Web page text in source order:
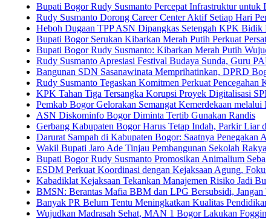
Bogor Rudy Susmanto Percepat Infrastruktur untuk Dongkrak
Susmanto Dorong Career Center Aktif Setiap Hari Perluas
Dugaan TPP ASN Dipangkas Setengah KPK Bidik Bupati
Bogor Serukan Kibarkan Merah Putih Perkuat Persatuan
Bogor Rudy Susmanto: Kibarkan Merah Putih Wujud Cinta
Susmanto Apresiasi Festival Budaya Sunda, Guru PAUD Jadi
SDN Sasanawinata Memprihatinkan, DPRD Bogor Tuntut
Susmanto Tegaskan Komitmen Perkuat Pencegahan Korupsi di
Tahan Tiga Tersangka Korupsi Proyek Digitalisasi SPBU
Bogor Gelorakan Semangat Kemerdekaan melalui
Diskominfo Bogor Diminta Tertib Gunakan Randis
Kabupaten Bogor Harus Tetap Indah, Parkir Liar dan PKL
Sampah di Kabupaten Bogor: Saatnya Penegakan Aturan dan
Bupati Jaro Ade Tinjau Pembangunan Sekolah Rakyat di Jasinga
Bogor Rudy Susmanto Promosikan Animalium Sebagai
Perkuat Koordinasi dengan Kejaksaan Agung, Fokus
Kejaksaan Tekankan Manajemen Risiko Jadi Budaya Kerja
Berantas Mafia BBM dan LPG Bersubsidi, Jangan Tebang
PR Belum Tentu Meningkatkan Kualitas Pendidikan
Madrasah Sehat, MAN 1 Bogor Lakukan Fogging